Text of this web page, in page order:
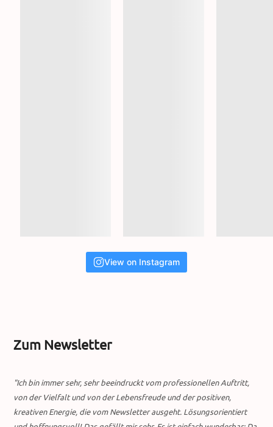
View on Instagram
Zum Newsletter
"Ich bin immer sehr, sehr beeindruckt vom professionellen Auftritt,
von der Vielfalt und von der Lebensfreude und der positiven,
kreativen Energie, die vom Newsletter ausgeht. Lösungsorientiert